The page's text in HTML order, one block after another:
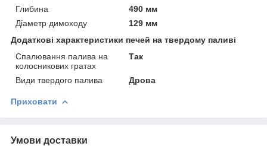
Глибина
490 мм
Діаметр димоходу
129 мм
Додаткові характеристики печей на твердому паливі
Спалювання палива на
колосникових гратах
Так
Види твердого палива Дрова
Приховати
Умови доставки